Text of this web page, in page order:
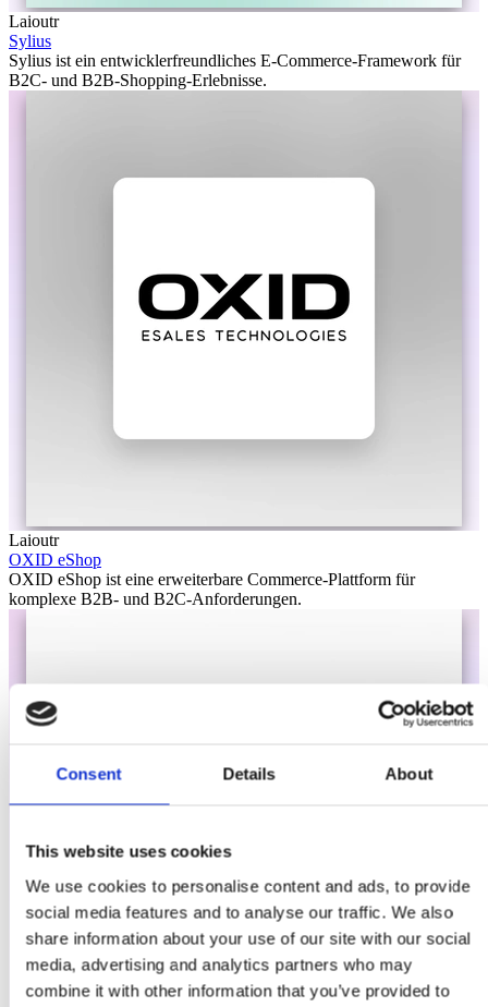
Consent Details About
This website uses cookies
We use cookies to personalise content and ads, to provide
social media features and to analyse our traffic. We also
share information about your use of our site with our social
media, advertising and analytics partners who may
combine it with other information that you’ve provided to
Laioutr
Sylius
Sylius ist ein entwicklerfreundliches E-Commerce-Framework für
B2C- und B2B-Shopping-Erlebnisse.
Laioutr
OXID eShop
OXID eShop ist eine erweiterbare Commerce-Plattform für
komplexe B2B- und B2C-Anforderungen.